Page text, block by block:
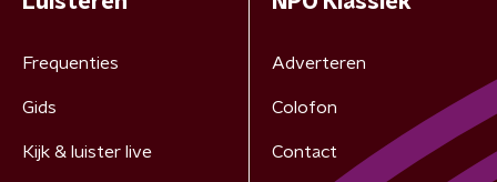
Frequenties
Gids
Kijk & luister live
Adverteren
Colofon
Contact